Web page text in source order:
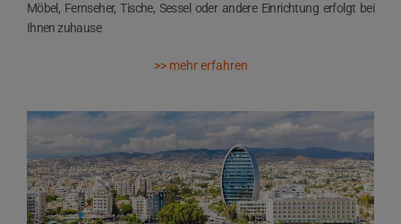
Möbel, Fernseher, Tische, Sessel oder andere Einrichtung erfolgt bei
Ihnen zuhause
>> mehr erfahren